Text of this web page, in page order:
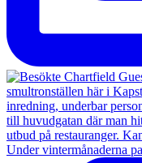
Under vintermånaderna